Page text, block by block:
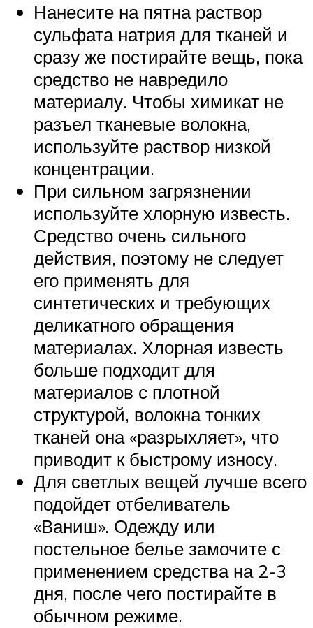
Нанесите на пятна раствор
сульфата натрия для тканей и
сразу же постирайте вещь, пока
средство не навредило
материалу. Чтобы химикат не
разъел тканевые волокна,
используйте раствор низкой
концентрации.
При сильном загрязнении
используйте хлорную известь.
Средство очень сильного
действия, поэтому не следует
его применять для
синтетических и требующих
деликатного обращения
материалах. Хлорная известь
больше подходит для
материалов с плотной
структурой, волокна тонких
тканей она «разрыхляет», что
приводит к быстрому износу.
Для светлых вещей лучше всего
подойдет отбеливатель
«Ваниш». Одежду или
постельное белье замочите с
применением средства на 2-3
дня, после чего постирайте в
обычном режиме.